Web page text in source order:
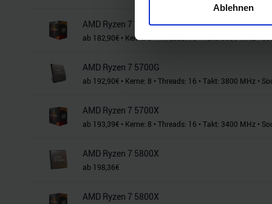
Erfahren Sie mehr darüber,
und die Zugriffe auf unsere
Ablehnen
AMD Ryzen 7 5700G
ab 182,90€ • Kerne:8•Threads:16•Takt:3800MHz•
AMD Ryzen 7 5700G
ab 192,90€ • Kerne: 8 • Threads: 16 • Takt: 3800 MHz •
AMD Ryzen 7 5700X
ab 193,39€ • Kerne: 8 • Threads: 16 • Takt: 3400 MHz •
AMD Ryzen 7 5800X
ab 198,36€
AMD Ryzen 7 5800X